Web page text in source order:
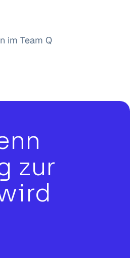
im Team Q
zur